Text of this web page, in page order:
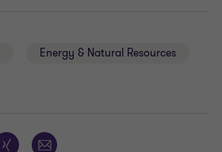
Energy & Natural Resources